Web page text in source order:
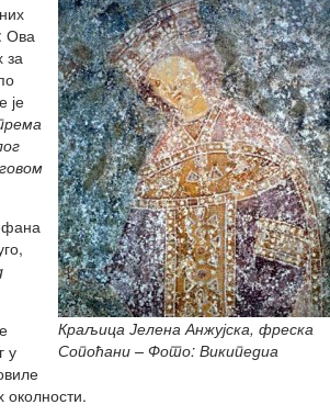
Краљица Јелена Анжујска, фреска
Сопоћани – Фото: Википедиа
Ова
за
је
у